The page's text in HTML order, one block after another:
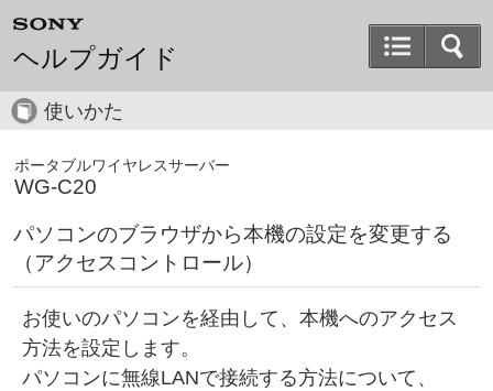
ヘルプガイド
使いかた
ポータブルワイヤレスサーバー
WG-C20
パソコンのブラウザから本機の設定を変更する
（アクセスコントロール）
お使いのパソコンを経由して、本機へのアクセス
方法を設定します。
パソコンに無線LANで接続する方法について、